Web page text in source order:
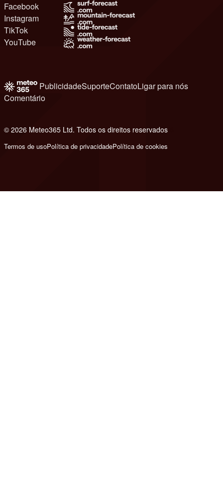
Facebook
Instagram
TikTok
YouTube
PublicidadeSuporteContatoLigar para nós
Comentário
© 2026 Meteo365 Ltd. Todos os direitos reservados
Termos de usoPolítica de privacidadePolítica de cookies